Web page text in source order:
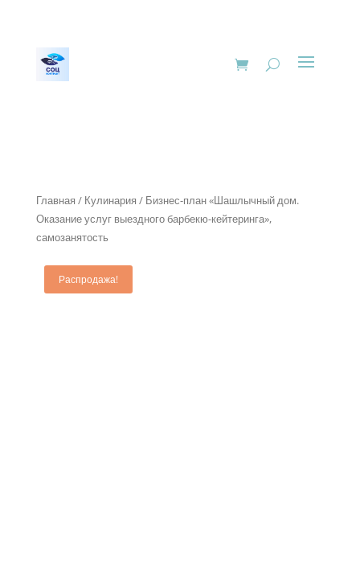
Главная / Кулинария / Бизнес-план «Шашлычный дом.
Оказание услуг выездного барбекю-кейтеринга»,
самозанятость
Распродажа!